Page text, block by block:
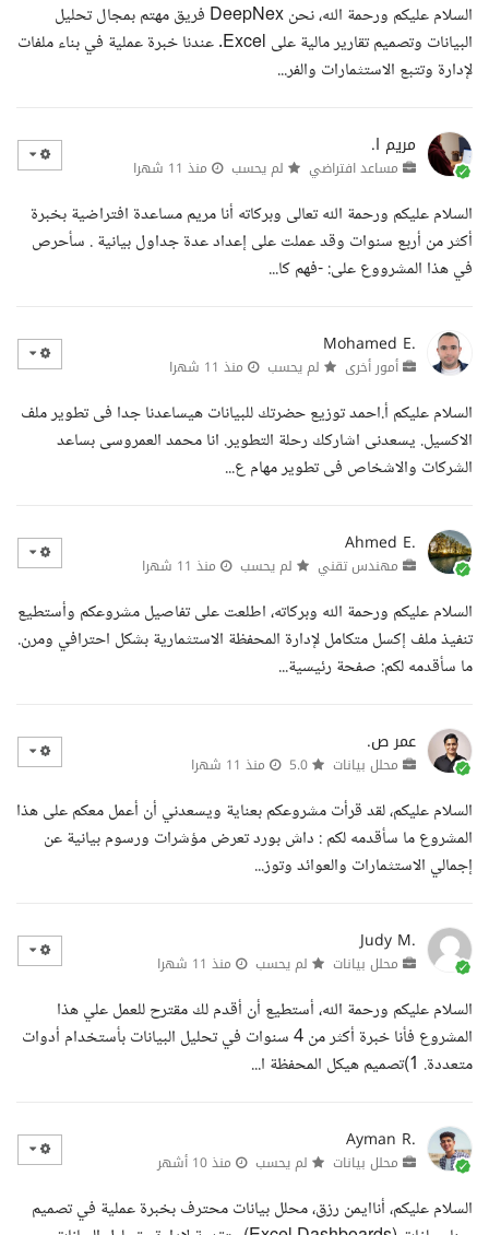
السلام عليكم ورحمة الله، نحن DeepNex فريق مهتم بمجال تحليل
البيانات وتصميم تقارير مالية على Excel. عندنا خبرة عملية في بناء ملفات
لإدارة وتتبع الاستثمارات والفر...
مريم ا.
مساعد افتراضي لم يحسب منذ 11 شهرا
السلام عليكم ورحمة الله تعالى وبركاته أنا مريم مساعدة افتراضية بخبرة
أكثر من أربع سنوات وقد عملت على إعداد عدة جداول بيانية . سأحرص
في هذا المشرووع على: -فهم كا...
Mohamed E.
أمور أخرى لم يحسب منذ 11 شهرا
السلام عليكم أ.احمد توزيع حضرتك للبيانات هيساعدنا جدا فى تطوير ملف
الاكسيل. يسعدنى اشاركك رحلة التطوير. انا محمد العمروسى بساعد
الشركات والاشخاص فى تطوير مهام ع...
Ahmed E.
مهندس تقني لم يحسب منذ 11 شهرا
السلام عليكم ورحمة الله وبركاته، اطلعت على تفاصيل مشروعكم وأستطيع
تنفيذ ملف إكسل متكامل لإدارة المحفظة الاستثمارية بشكل احترافي ومرن.
ما سأقدمه لكم: صفحة رئيسية...
عمر ص.
محلل بيانات منذ 11 شهرا
السلام عليكم، لقد قرأت مشروعكم بعناية ويسعدني أن أعمل معكم على هذا
المشروع ما سأقدمه لكم : داش بورد تعرض مؤشرات ورسوم بيانية عن
إجمالي الاستثمارات والعوائد وتوز...
Judy M.
محلل بيانات لم يحسب منذ 11 شهرا
السلام عليكم ورحمة الله، أستطيع أن أقدم لك مقترح للعمل علي هذا
المشروع فأنا خبرة أكثر من 4 سنوات في تحليل البيانات بأستخدام أدوات
متعددة. 1)تصميم هيكل المحفظة ا...
Ayman R.
محلل بيانات لم يحسب منذ 10 أشهر
السلام عليكم، أناايمن رزق، محلل بيانات محترف بخبرة عملية في تصميم